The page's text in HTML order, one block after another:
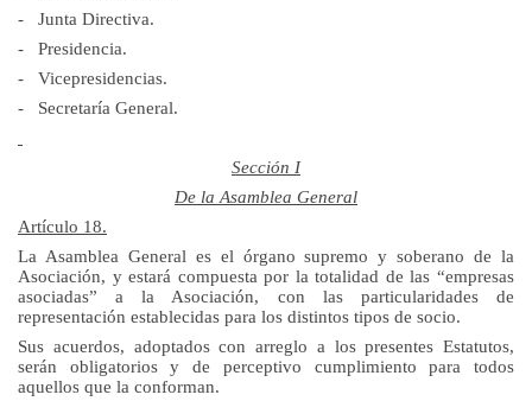
-
Junta Directiva.
-
Presidencia.
-
Vicepresidencias.
-
Secretaría General.
Sección I
De la Asamblea General
Artículo 18.
La Asamblea General es el órgano supremo y soberano de la
Asociación, y estará compuesta por la totalidad de las “empresas
asociadas” a la Asociación, con las particularidades de
representación establecidas para los distintos tipos de socio.
Sus acuerdos, adoptados con arreglo a los presentes Estatutos,
serán obligatorios y de perceptivo cumplimiento para todos
aquellos que la conforman.